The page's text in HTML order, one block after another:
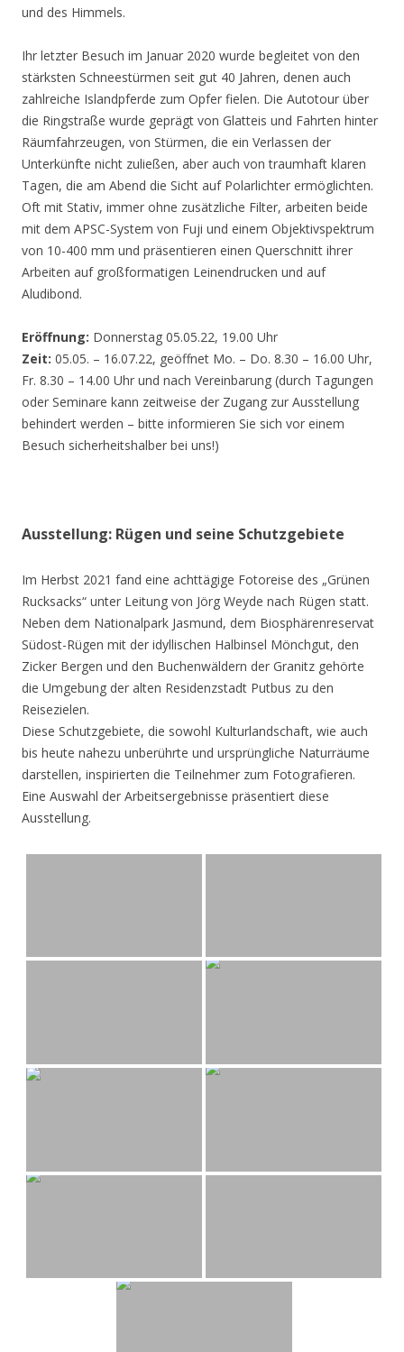
und des Himmels.
Ihr letzter Besuch im Januar 2020 wurde begleitet von den
stärksten Schneestürmen seit gut 40 Jahren, denen auch
zahlreiche Islandpferde zum Opfer fielen. Die Autotour über
die Ringstraße wurde geprägt von Glatteis und Fahrten hinter
Räumfahrzeugen, von Stürmen, die ein Verlassen der
Unterkünfte nicht zuließen, aber auch von traumhaft klaren
Tagen, die am Abend die Sicht auf Polarlichter ermöglichten.
Oft mit Stativ, immer ohne zusätzliche Filter, arbeiten beide
mit dem APSC-System von Fuji und einem Objektivspektrum
von 10-400 mm und präsentieren einen Querschnitt ihrer
Arbeiten auf großformatigen Leinendrucken und auf
Aludibond.
Eröffnung: Donnerstag 05.05.22, 19.00 Uhr
Zeit: 05.05. – 16.07.22, geöffnet Mo. – Do. 8.30 – 16.00 Uhr,
Fr. 8.30 – 14.00 Uhr und nach Vereinbarung (durch Tagungen
oder Seminare kann zeitweise der Zugang zur Ausstellung
behindert werden – bitte informieren Sie sich vor einem
Besuch sicherheitshalber bei uns!)
Ausstellung: Rügen und seine Schutzgebiete
Im Herbst 2021 fand eine achttägige Fotoreise des „Grünen
Rucksacks“ unter Leitung von Jörg Weyde nach Rügen statt.
Neben dem Nationalpark Jasmund, dem Biosphärenreservat
Südost-Rügen mit der idyllischen Halbinsel Mönchgut, den
Zicker Bergen und den Buchenwäldern der Granitz gehörte
die Umgebung der alten Residenzstadt Putbus zu den
Reisezielen.
Diese Schutzgebiete, die sowohl Kulturlandschaft, wie auch
bis heute nahezu unberührte und ursprüngliche Naturräume
darstellen, inspirierten die Teilnehmer zum Fotografieren.
Eine Auswahl der Arbeitsergebnisse präsentiert diese
Ausstellung.